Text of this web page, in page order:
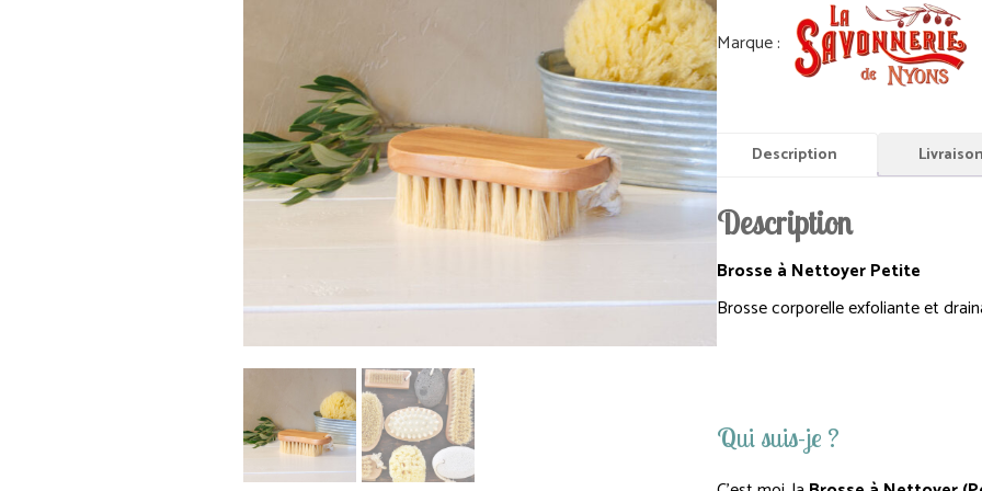
Description
Description
Brosse à Nettoyer Petite
Brosse corporelle exfoliante et
Qui suis-je ?